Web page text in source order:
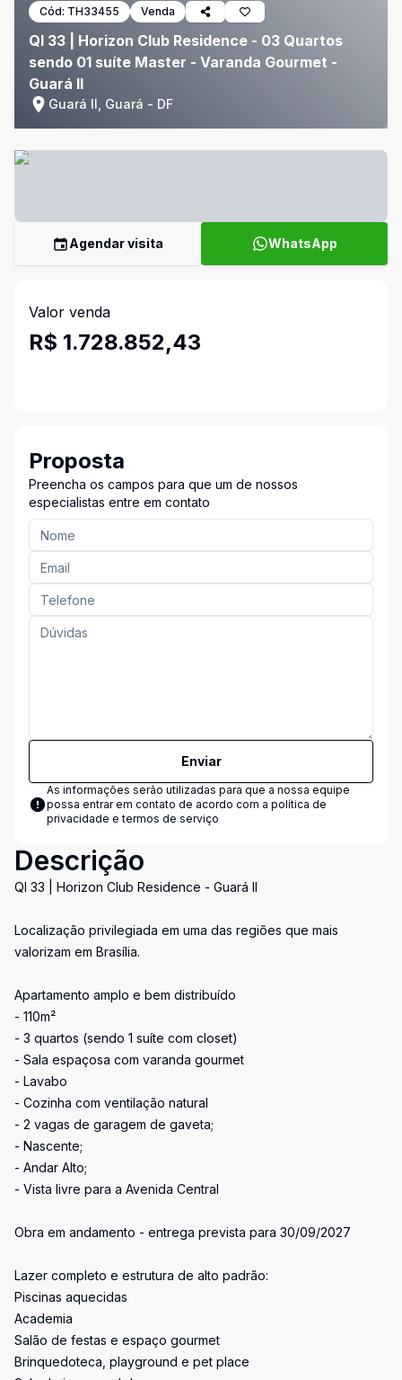
Cód: TH33455 Venda
QI 33 | Horizon Club Residence - 03 Quartos
sendo 01 suíte Master - Varanda Gourmet -
Guará II
Guará II, Guará - DF
Agendar visita WhatsApp
Valor venda
R$ 1.728.852,43
Proposta
Preencha os campos para que um de nossos
especialistas entre em contato
Enviar
As informações serão utilizadas para que a nossa equipe
possa entrar em contato de acordo com a política de
privacidade e termos de serviço
Descrição
QI 33 | Horizon Club Residence - Guará II
Localização privilegiada em uma das regiões que mais
valorizam em Brasília.
Apartamento amplo e bem distribuído
- 110m²
- 3 quartos (sendo 1 suíte com closet)
- Sala espaçosa com varanda gourmet
- Lavabo
- Cozinha com ventilação natural
- 2 vagas de garagem de gaveta;
- Nascente;
- Andar Alto;
- Vista livre para a Avenida Central
Obra em andamento - entrega prevista para 30/09/2027
Lazer completo e estrutura de alto padrão:
Piscinas aquecidas
Academia
Salão de festas e espaço gourmet
Brinquedoteca, playground e pet place